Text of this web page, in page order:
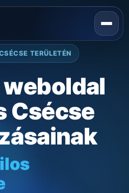
TERÜLETÉN
Csécse